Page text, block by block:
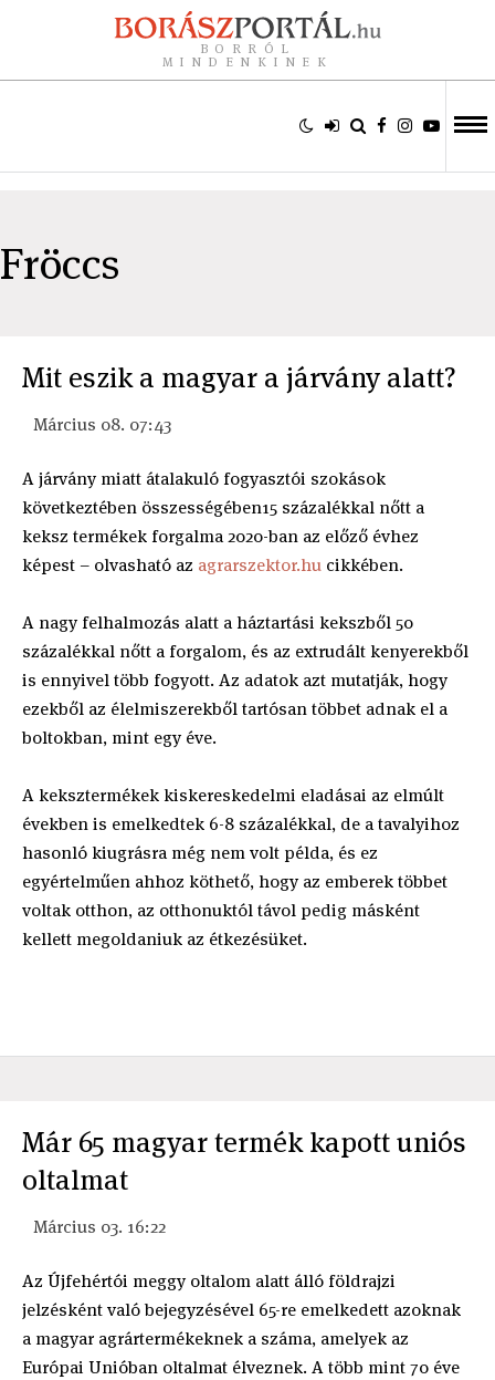
BORRÓL
MINDENKINEK
Fröccs
Mit eszik a magyar a járvány alatt?
Március 08. 07:43
A járvány miatt átalakuló fogyasztói szokások
következtében összességében15 százalékkal nőtt a
keksz termékek forgalma 2020-ban az előző évhez
képest – olvasható az agrarszektor.hu cikkében.
A nagy felhalmozás alatt a háztartási kekszből 50
százalékkal nőtt a forgalom, és az extrudált kenyerekből
is ennyivel több fogyott. Az adatok azt mutatják, hogy
ezekből az élelmiszerekből tartósan többet adnak el a
boltokban, mint egy éve.
A keksztermékek kiskereskedelmi eladásai az elmúlt
években is emelkedtek 6-8 százalékkal, de a tavalyihoz
hasonló kiugrásra még nem volt példa, és ez
egyértelműen ahhoz köthető, hogy az emberek többet
voltak otthon, az otthonuktól távol pedig másként
kellett megoldaniuk az étkezésüket.
Már 65 magyar termék kapott uniós
oltalmat
Március 03. 16:22
Az Újfehértói meggy oltalom alatt álló földrajzi
jelzésként való bejegyzésével 65-re emelkedett azoknak
a magyar agrártermékeknek a száma, amelyek az
Európai Unióban oltalmat élveznek. A több mint 70 éve